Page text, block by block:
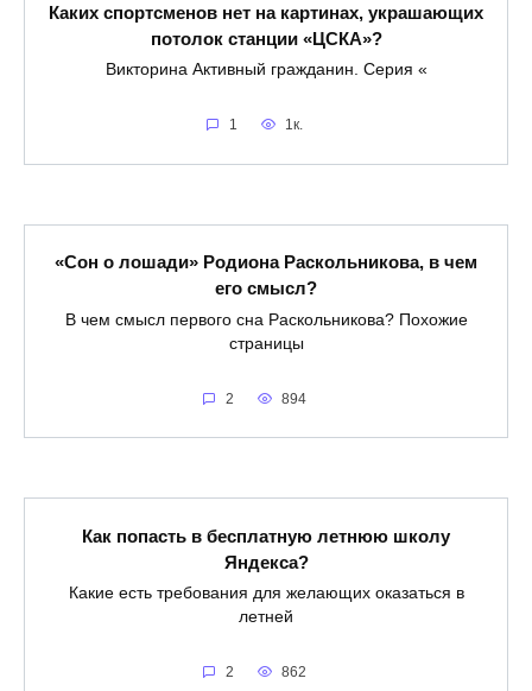
Каких спортсменов нет на картинах, украшающих
потолок станции «ЦСКА»?
Викторина Активный гражданин. Серия «
1 1к.
«Сон о лошади» Родиона Раскольникова, в чем
его смысл?
В чем смысл первого сна Раскольникова? Похожие
страницы
2 894
Как попасть в бесплатную летнюю школу
Яндекса?
Какие есть требования для желающих оказаться в
летней
2 862